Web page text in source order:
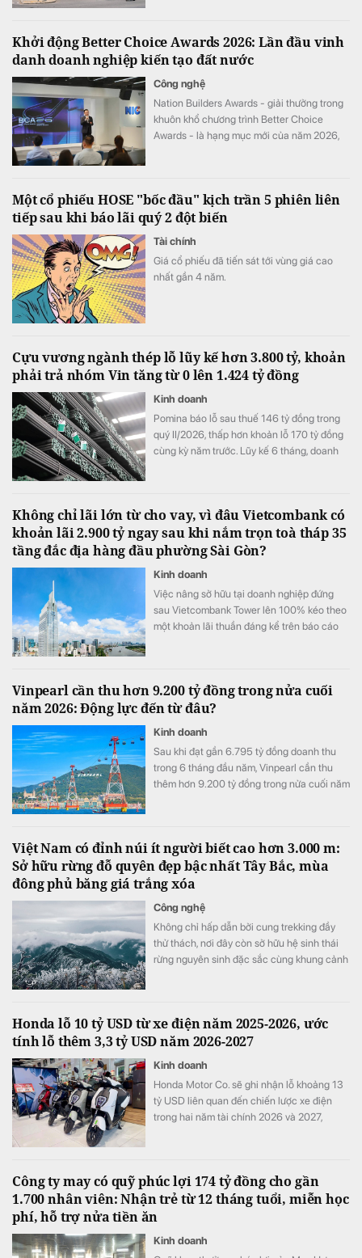
Khởi động Better Choice Awards 2026: Lần đầu vinh
danh doanh nghiệp kiến tạo đất nước
Công nghệ
Nation Builders Awards - giải thưởng trong
khuôn khổ chương trình Better Choice
Awards - là hạng mục mới của năm 2026,
Một cổ phiếu HOSE "bốc đầu" kịch trần 5 phiên liên
tiếp sau khi báo lãi quý 2 đột biến
Tài chính
Giá cổ phiếu đã tiến sát tới vùng giá cao
nhất gần 4 năm.
Cựu vương ngành thép lỗ lũy kế hơn 3.800 tỷ, khoản
phải trả nhóm Vin tăng từ 0 lên 1.424 tỷ đồng
Kinh doanh
Pomina báo lỗ sau thuế 146 tỷ đồng trong
quý II/2026, thấp hơn khoản lỗ 170 tỷ đồng
cùng kỳ năm trước. Lũy kế 6 tháng, doanh
Không chỉ lãi lớn từ cho vay, vì đâu Vietcombank có
khoản lãi 2.900 tỷ ngay sau khi nắm trọn toà tháp 35
tầng đắc địa hàng đầu phường Sài Gòn?
Kinh doanh
Việc nâng sở hữu tại doanh nghiệp đứng
sau Vietcombank Tower lên 100% kéo theo
một khoản lãi thuần đáng kể trên báo cáo
Vinpearl cần thu hơn 9.200 tỷ đồng trong nửa cuối
năm 2026: Động lực đến từ đâu?
Kinh doanh
Sau khi đạt gần 6.795 tỷ đồng doanh thu
trong 6 tháng đầu năm, Vinpearl cần thu
thêm hơn 9.200 tỷ đồng trong nửa cuối năm
Việt Nam có đỉnh núi ít người biết cao hơn 3.000 m:
Sở hữu rừng đỗ quyên đẹp bậc nhất Tây Bắc, mùa
đông phủ băng giá trắng xóa
Công nghệ
Không chỉ hấp dẫn bởi cung trekking đầy
thử thách, nơi đây còn sở hữu hệ sinh thái
rừng nguyên sinh đặc sắc cùng khung cảnh
Honda lỗ 10 tỷ USD từ xe điện năm 2025-2026, ước
tính lỗ thêm 3,3 tỷ USD năm 2026-2027
Kinh doanh
Honda Motor Co. sẽ ghi nhận lỗ khoảng 13
tỷ USD liên quan đến chiến lược xe điện
trong hai năm tài chính 2026 và 2027,
Công ty may có quỹ phúc lợi 174 tỷ đồng cho gần
1.700 nhân viên: Nhận trẻ từ 12 tháng tuổi, miễn học
phí, hỗ trợ nửa tiền ăn
Kinh doanh